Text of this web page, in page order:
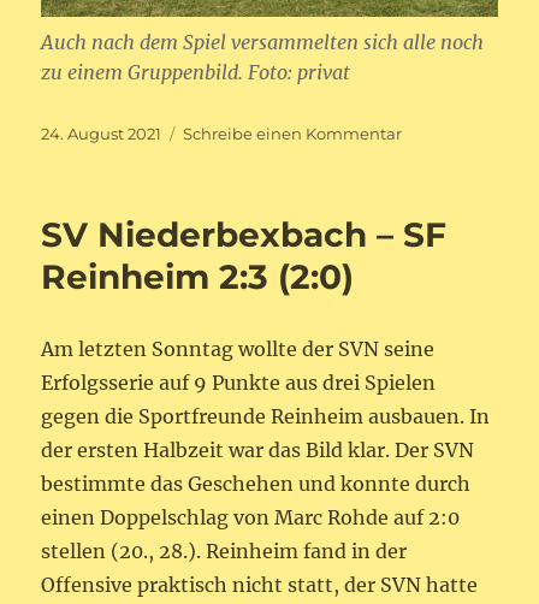
Auch nach dem Spiel versammelten sich alle noch
zu einem Gruppenbild. Foto: privat
Veröffentlicht
24. August 2021 Schreibe einen Kommentarzu
beim
SV Niederbexbach – SF
Reinheim 2:3 (2:0)
Am letzten Sonntag wollte der SVN seine
Erfolgsserie auf 9 Punkte aus drei Spielen
gegen die Sportfreunde Reinheim ausbauen. In
der ersten Halbzeit war das Bild klar. Der SVN
bestimmte das Geschehen und konnte durch
einen Doppelschlag von Marc Rohde auf 2:0
stellen (20., 28.). Reinheim fand in der
Offensive praktisch nicht statt, der SVN hatte